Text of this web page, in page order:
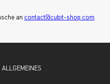
an contact@cubit-shop.com
ALLGEMEINES